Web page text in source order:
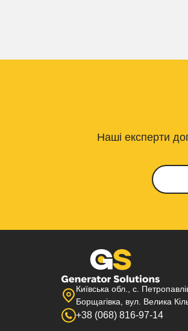
Наші експерти
Київська обл., с.
Борщагівка, вул. Велика
+38 (068) 816-97-14